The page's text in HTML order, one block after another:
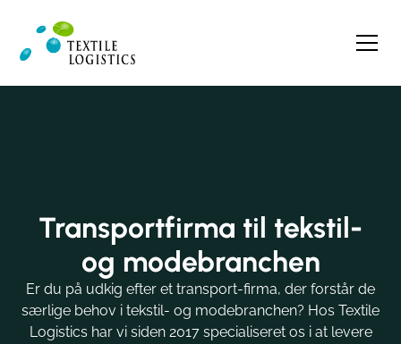
Transportfirma til tekstil-
og modebranchen
Er du på udkig efter et transport-firma, der forstår de
særlige behov i tekstil- og modebranchen? Hos Textile
Logistics har vi siden 2017 specialiseret os i at levere